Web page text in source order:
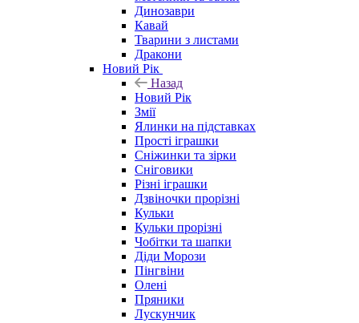
Динозаври
Кавай
Тварини з листами
Дракони
Новий Рік
Назад
Новий Рік
Змії
Ялинки на підставках
Прості іграшки
Сніжинки та зірки
Сніговики
Різні іграшки
Дзвіночки прорізні
Кульки
Кульки прорізні
Чобітки та шапки
Діди Морози
Пінгвіни
Олені
Пряники
Лускунчик